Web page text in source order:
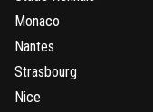
Monaco
Nantes
Strasbourg
Nice